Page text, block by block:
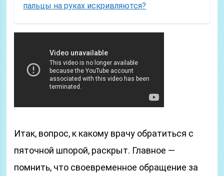
пальцы на руках искривляются?
Итак, вопрос, к какому врачу обратиться с
пяточной шпорой, раскрыт. Главное —
помнить, что своевременное обращение за